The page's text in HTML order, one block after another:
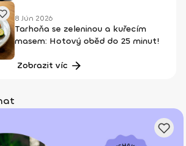
8 Jún 2026
Tarhoňa se zeleninou a kuřecím
masem: Hotový oběd do 25 minut!
Zobrazit víc